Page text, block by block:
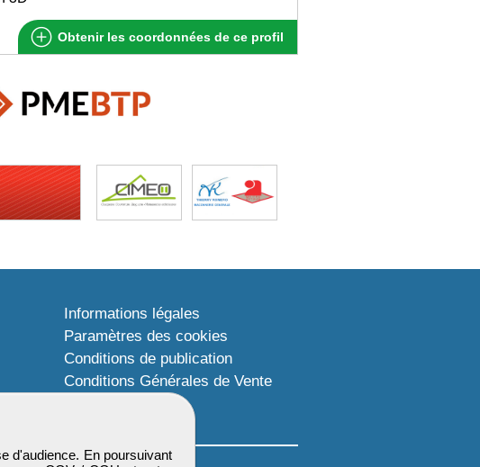
Obtenir les coordonnées de ce profil
d'audience. En poursuivant
Informations légales
Paramètres des cookies
Conditions de publication
Conditions Générales de Vente